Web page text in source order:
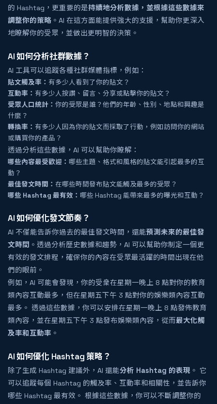
的 Hashtag，更重要的是持續地分析數據，並根據這些數據來
調整你的策略 。AI 在這方面能提供強大的支援，幫助你更深入
地瞭解你的受眾，並做出更明智的決策。
AI 如何分析社群數據？
AI 工具可以追蹤各種社群媒體指標，例如：
貼文觸及率： 有多少人看到了你的貼文？
互動率： 有多少人按讚、留言、分享或點擊你的貼文？
受眾人口統計： 你的受眾是誰？他們的年齡、性別、地點和興趣是
什麼？
轉換率： 有多少人因為你的貼文而採取了行動，例如訪問你的網站
或購買你的產品？
透過分析這些數據，AI 可以幫助你瞭解：
哪些內容最受歡迎： 哪些主題、格式和風格的貼文能引起最多的互
動？
最佳發文時間： 在哪些時間發布貼文能觸及最多的受眾？
哪些 Hashtag 最有效： 哪些 Hashtag 能帶來最多的曝光和互動？
AI 如何優化發文節奏？
AI 不僅能告訴你過去的最佳發文時間，還能預測未來的最佳發
文時間 。透過分析歷史數據和趨勢，AI 可以幫助你制定一個更
有效的發文排程，確保你的內容在受眾最活躍的時間出現在他
們的眼前。
例如，AI 可能會發現，你的受衆在星期一晚上 8 點對你的教育
類內容互動最多，但在星期五下午 3 點對你的娛樂類內容互動
最多。 透過這些數據，你可以安排在星期一晚上 8 點發佈教育
類內容，並在星期五下午 3 點發布娛樂類內容，從而最大化觸
及率和互動率 。
AI 如何優化 Hashtag 策略？
除了生成 Hashtag 建議外，AI 還能分析 Hashtag 的表現 。 它
可以追蹤每個 Hashtag 的觸及率、互動率和相關性，並告訴你
哪些 Hashtag 最有效。 根據這些數據，你可以不斷調整你的